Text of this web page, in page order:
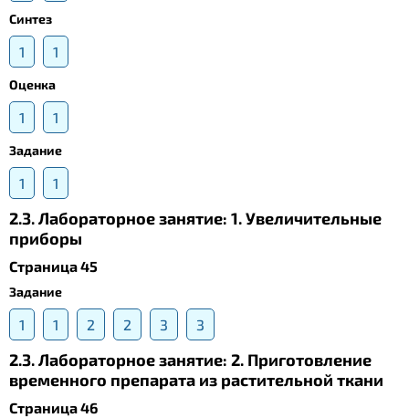
Синтез
1 1
Оценка
1 1
Задание
1 1
2.3. Лабораторное занятие: 1. Увеличительные
приборы
Страница 45
Задание
1 1 2 2 3 3
2.3. Лабораторное занятие: 2. Приготовление
временного препарата из растительной ткани
Страница 46